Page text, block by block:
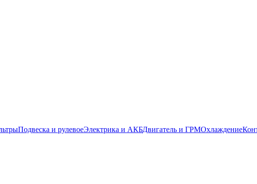
Подвеска и рулевоеЭлектрика и АКБДвигатель и ГРМОхлаждение